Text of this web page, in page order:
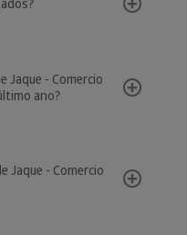
Jaque - Comercio
ano?
Jaque - Comercio